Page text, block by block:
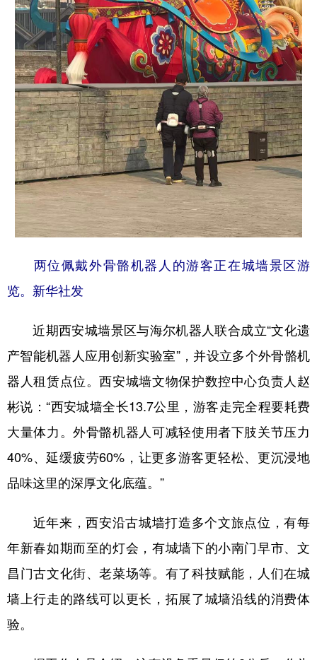
两位佩戴外骨骼机器人的游客正在城墙景区游
览。新华社发
近期西安城墙景区与海尔机器人联合成立“文化遗
产智能机器人应用创新实验室”，并设立多个外骨骼机
器人租赁点位。西安城墙文物保护数控中心负责人赵
彬说：“西安城墙全长13.7公里，游客走完全程要耗费
大量体力。外骨骼机器人可减轻使用者下肢关节压力
40%、延缓疲劳60%，让更多游客更轻松、更沉浸地
品味这里的深厚文化底蕴。”
近年来，西安沿古城墙打造多个文旅点位，有每
年新春如期而至的灯会，有城墙下的小南门早市、文
昌门古文化街、老菜场等。有了科技赋能，人们在城
墙上行走的路线可以更长，拓展了城墙沿线的消费体
验。